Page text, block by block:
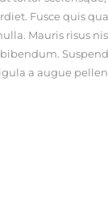
Fusce quis
Mauris risus
a augue